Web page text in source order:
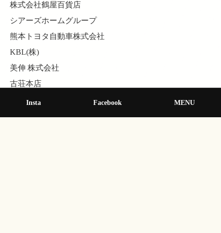
株式会社鶴屋百貨店
シアーズホームグループ
熊本トヨタ自動車株式会社
KBL(株)
美伸 株式会社
古荘本店
くまもとファッション協会
Insta Facebook MENU